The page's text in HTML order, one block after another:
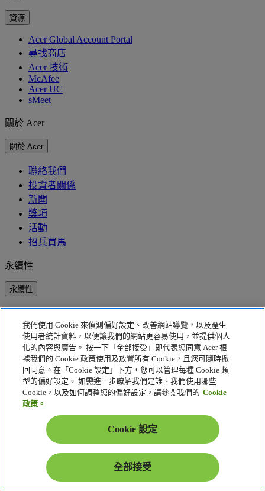
資源
Acer Global Account Portal
尋找商店
Acer 技術
McAfee
Acer UC
sMeet
關於 Acer
關於 Acer
聯絡我們
投資者關係
新聞
獎項
活動
招兵買馬
永續性
永續性
產品碳足跡
Project Humanity
Earthion
EPEAT
隱私權政策
Cookie 政策
其他法律資訊
協助工具政策
Cookie 設定
台灣 - 繁體中文
我們使用 Cookie 來偵測偏好設定、改善網站導覽，以及產生
使用者統計資料，以便讓我們的網站更容易使用，並提供個人
化的內容與廣告。 按一下「全部接受」即代表您同意 Acer 根
據我們的 Cookie 政策使用及放置所有 Cookie，且您可隨時撤
回同意。在「Cookie 設定」下方，您可以管理每種 Cookie 類
型的偏好設定。 如需進一步瞭解我們是誰、我們使用哪些
Cookie，以及如何調整您的偏好設定，請參閱我們的 Cookie
政策。
Cookie 設定
全部接受